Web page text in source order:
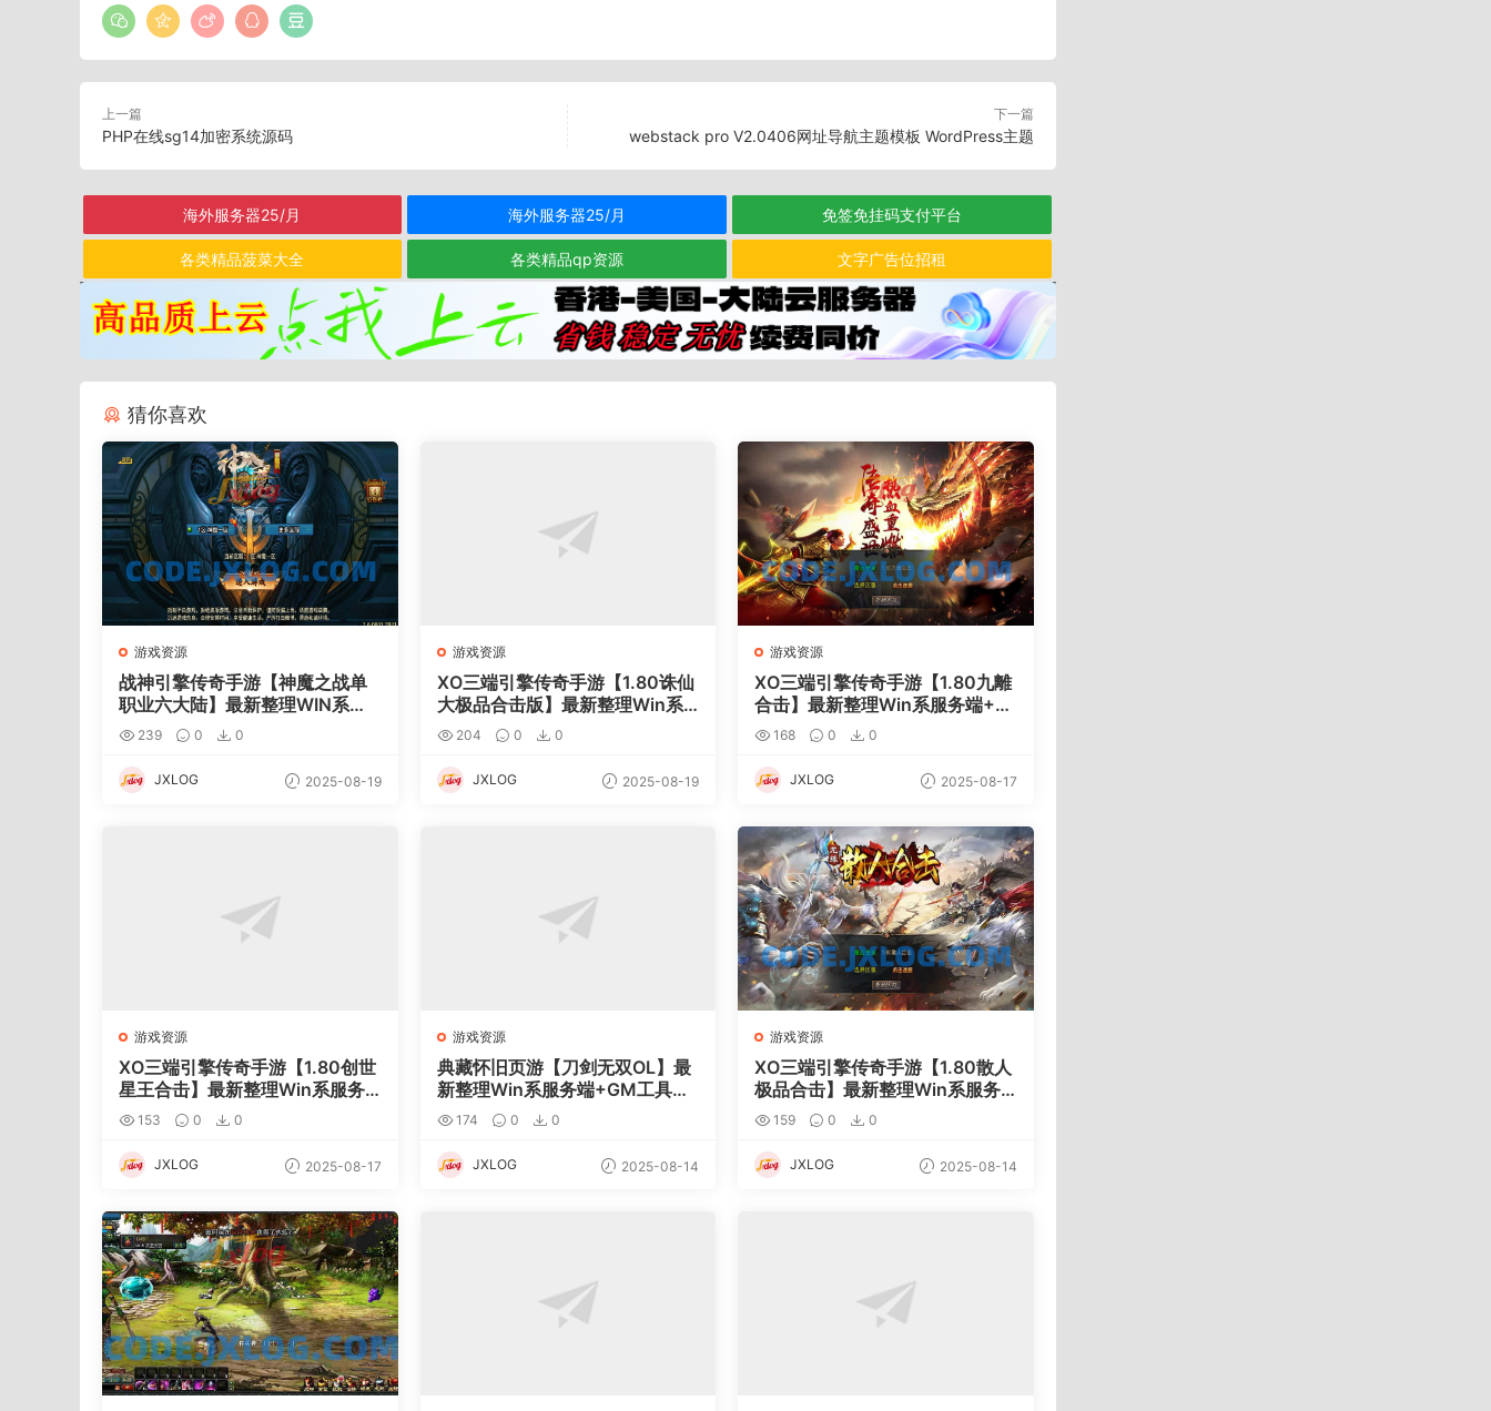
上一篇
PHP在线sg14加密系统源码
下一篇
webstack pro V2.0406网址导航主题模板 WordPress主题
海外服务器25/月 海外服务器25/月 免签免挂码支付平台
各类精品菠菜大全 各类精品qp资源 文字广告位招租
猜你喜欢
游戏资源
战神引擎传奇手游【神魔之战单
职业六大陆】最新整理WIN系特
色服务端+安卓+GM后台+详细搭
239 0 0
JXLOG 2025-08-19
游戏资源
XO三端引擎传奇手游【1.80诛仙
大极品合击版】最新整理Win系
服务端+PC安卓苹果三端+加密工
具+详细搭建教程
204 0 0
JXLOG 2025-08-19
游戏资源
XO三端引擎传奇手游【1.80九離
合击】最新整理Win系服务端+P
C安卓苹果三端+加密工具+详细
搭建教程
168 0 0
JXLOG 2025-08-17
游戏资源
XO三端引擎传奇手游【1.80创世
星王合击】最新整理Win系服务
端+PC安卓苹果三端+加密工具
+详细搭建教程
153 0 0
JXLOG 2025-08-17
游戏资源
典藏怀旧页游【刀剑无双OL】最
新整理Win系服务端+GM工具
+详细外网搭建教程
174 0 0
JXLOG 2025-08-14
游戏资源
XO三端引擎传奇手游【1.80散人
极品合击】最新整理Win系服务
端+PC安卓苹果三端+加密工具
+详细搭建教程
159 0 0
JXLOG 2025-08-14